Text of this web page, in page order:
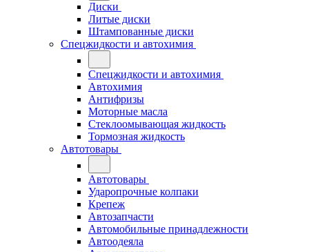
Диски
Литые диски
Штампованные диски
Спецжидкости и автохимия
Спецжидкости и автохимия
Автохимия
Антифризы
Моторные масла
Стеклоомывающая жидкость
Тормозная жидкость
Автотовары
Автотовары
Ударопрочные колпаки
Крепеж
Автозапчасти
Автомобильные принадлежности
Автоодеяла